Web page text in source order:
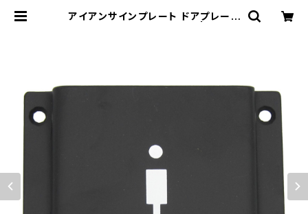
アイアンサインプレート ドアプレート